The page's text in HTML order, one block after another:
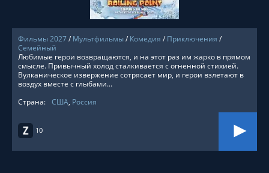
Фильмы 2027/ Мультфильмы/ Комедия / Приключения /
Семейный
10
Любимые герои возвращаются, и на этот раз им жарко в прямом
смысле. Привычный холод сталкивается с огненной стихией.
Вулканическое извержение сотрясает мир, и герои взлетают в
воздух вместе с глыбами...
Страна: США, Россия